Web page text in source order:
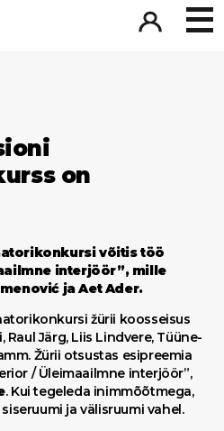
on
võitis töö
interjöör”, mille
ja Aet Ader.
žürii koosseisus
Raul Järg, Liis Lindvere, Tüüne-
Žürii otsustas esipreemia
/ Üleimaailmne interjöör”,
. Kui tegeleda inimmõõtmega,
ja välisruumi vahel.